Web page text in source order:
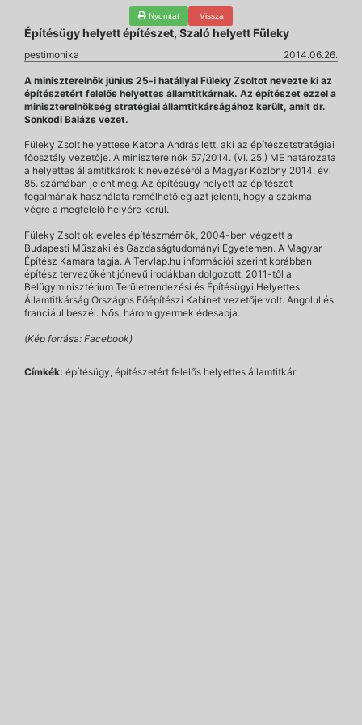
Nyomtat Vissza
Építésügy helyett építészet, Szaló helyett Füleky
pestimonika 2014.06.26.
A miniszterelnök június 25-i hatállyal Füleky Zsoltot nevezte ki az
építészetért felelős helyettes államtitkárnak. Az építészet ezzel a
miniszterelnökség stratégiai államtitkárságához került, amit dr.
Sonkodi Balázs vezet.
Füleky Zsolt helyettese Katona András lett, aki az építészetstratégiai
főosztály vezetője. A miniszterelnök 57/2014. (VI. 25.) ME határozata
a helyettes államtitkárok kinevezéséről a Magyar Közlöny 2014. évi
85. számában jelent meg. Az építésügy helyett az építészet
fogalmának használata remélhetőleg azt jelenti, hogy a szakma
végre a megfelelő helyére kerül.
Füleky Zsolt okleveles építészmérnök, 2004-ben végzett a
Budapesti Műszaki és Gazdaságtudományi Egyetemen. A Magyar
Építész Kamara tagja. A Tervlap.hu információi szerint korábban
építész tervezőként jónevű irodákban dolgozott. 2011-től a
Belügyminisztérium Területrendezési és Építésügyi Helyettes
Államtitkárság Országos Főépítészi Kabinet vezetője volt. Angolul és
franciául beszél. Nős, három gyermek édesapja.
(Kép forrása: Facebook)
Címkék: építésügy, építészetért felelős helyettes államtitkár